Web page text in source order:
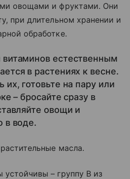
овощами и фруктами. Они
при длительном хранении и
обработке.
витаминов естественным
в растениях к весне.
их, готовьте на пару или
– бросайте сразу в
овощи и
в воде.
масла.
– группу В из